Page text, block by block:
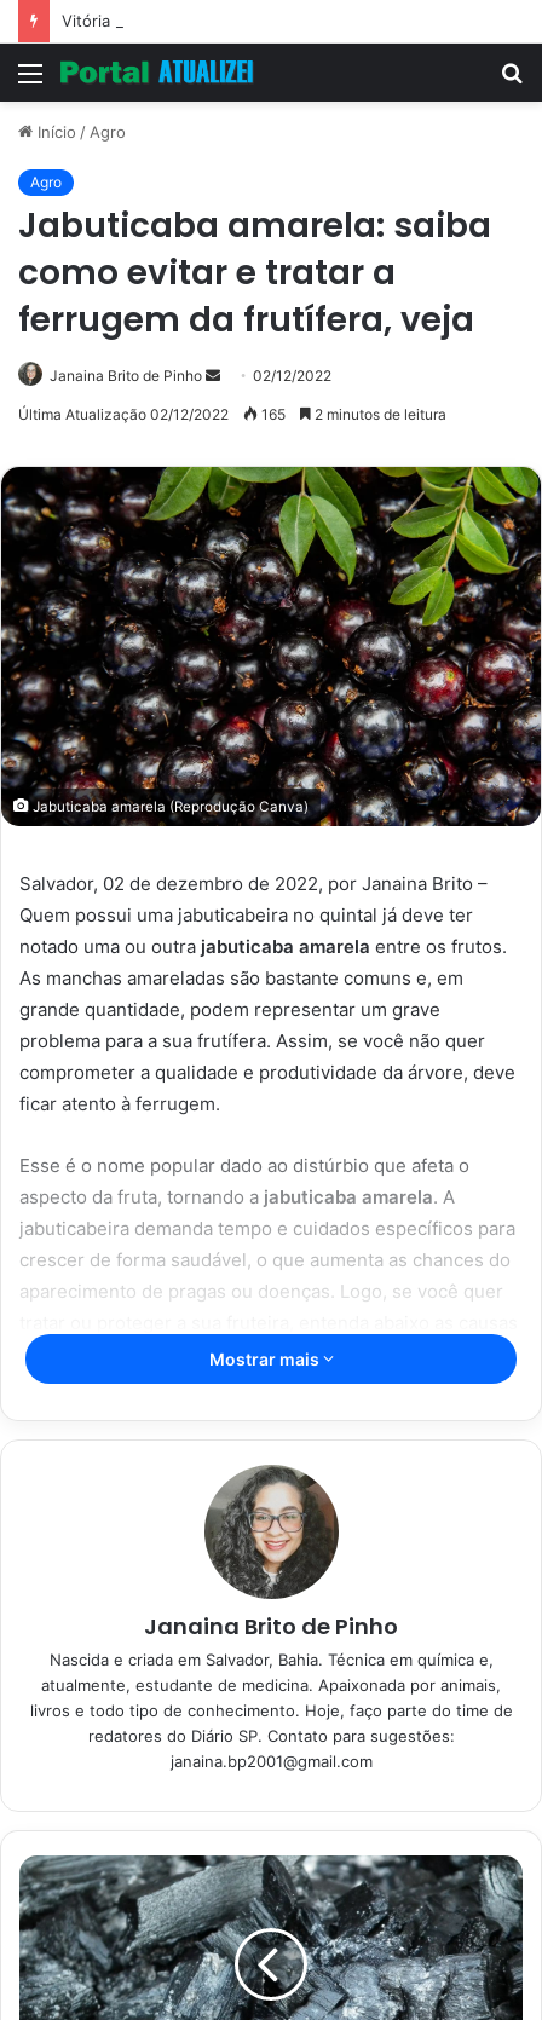
Menu
Início / Agro
Agro
Jabuticaba amarela: saiba
como evitar e tratar a
ferrugem da frutífera, veja
Janaina Brito de Pinho
Mande02/12/2022
Última Atualização 02/12/2022 165 2 minutos de leitura
Jabuticaba amarela (Reprodução Canva)
Salvador, 02 de dezembro de 2022, por Janaina Brito –
Quem possui uma jabuticabeira no quintal já deve ter
notado uma ou outra jabuticaba amarela entre os frutos.
As manchas amareladas são bastante comuns e, em
grande quantidade, podem representar um grave
problema para a sua frutífera. Assim, se você não quer
comprometer a qualidade e produtividade da árvore, deve
ficar atento à ferrugem.
Esse é o nome popular dado ao distúrbio que afeta o
aspecto da fruta, tornando a jabuticaba amarela. A
jabuticabeira demanda tempo e cuidados específicos para
crescer de forma saudável, o que aumenta as chances do
aparecimento de pragas ou doenças. Logo, se você quer
desse problema e saiba como lidar com a ferrugem.
Artigos relacionados
Truques infalíveis: desentupir vaso
nunca foi tão fácil com essas soluções
caseiras
13/06/2023
Beleza feita em casa: aprenda as
melhores receitas caseiras para uma
pele saudável e bonita
13/06/2023
O que é a ferrugem?
A ferrugem nada mais é do que uma infecção fúngica. O
patógeno é cientificamente conhecido porpuccinia psidii
e pode atacar diferentes tecidos recentes da árvore como
ramos, folhas, flores e, em especial, os frutos. Além disso,
existem condições favoráveis para a proliferação do
Mostrar mais
Janaina Brito de Pinho
Nascida e criada em Salvador, Bahia. Técnica em química e,
atualmente, estudante de medicina. Apaixonada por animais,
livros e todo tipo de conhecimento. Hoje, faço parte do time de
redatores do Diário SP. Contato para sugestões:
janaina.bp2001@gmail.com